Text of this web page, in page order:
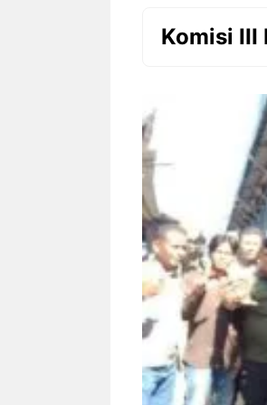
Komisi III